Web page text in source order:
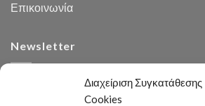
Διαχείριση Συγκατάθεσης
Cookies
Επικοινωνία
Newsletter